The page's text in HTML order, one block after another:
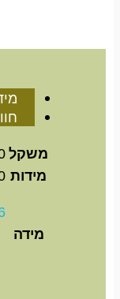
משקל
מידות
מידה